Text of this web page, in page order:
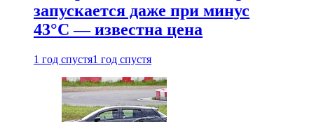
запускается даже при минус
43°С — известна цена
1 год спустя1 год спустя